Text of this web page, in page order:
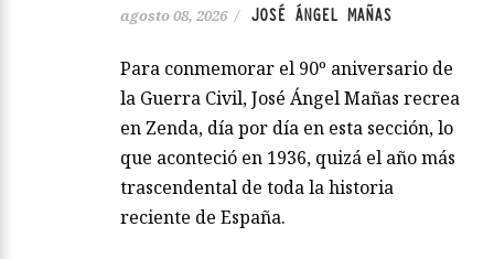
agosto 08, 2026 / JOSÉ ÁNGEL MAÑAS
Para conmemorar el 90º aniversario de
la Guerra Civil, José Ángel Mañas recrea
en Zenda, día por día en esta sección, lo
que aconteció en 1936, quizá el año más
trascendental de toda la historia
reciente de España.